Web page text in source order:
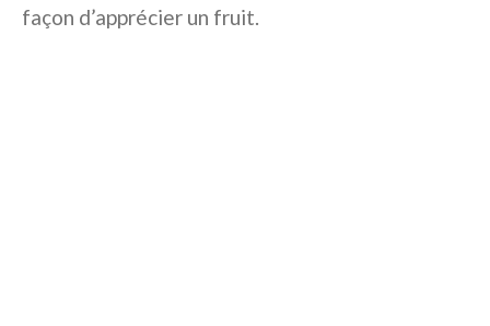
façon d’apprécier un fruit.